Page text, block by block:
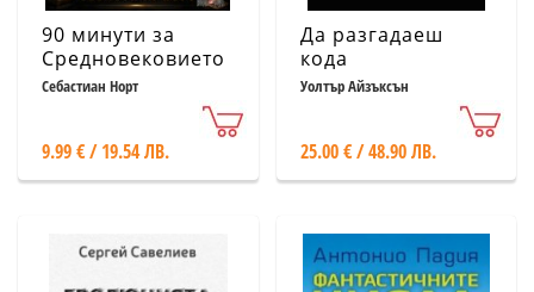
90 минути за
Средновековието
Себастиан Норт
9.99 € / 19.54 ЛВ.
Да разгадаеш
кода
Уолтър Айзъксън
25.00 € / 48.90 ЛВ.